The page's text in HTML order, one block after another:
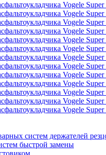
Vogele Super
Vogele
Vogele
Vogele
Vogele
Vogele
Vogele
Vogele
Vogele
Vogele
Vogele
Vogele
Vogele
систем держателей
быстрой замены